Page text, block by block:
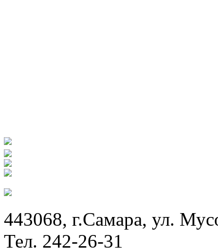
443068, г.Самара, ул.
Тел. 242-26-31